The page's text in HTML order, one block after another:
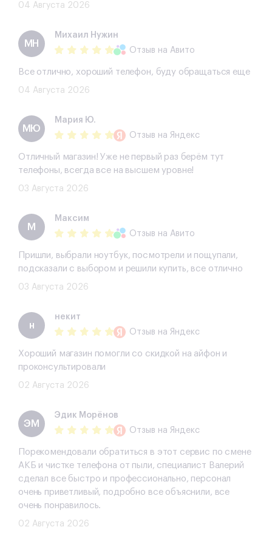
04 Августа 2026
МН
Михаил Нужин
Отзыв на Авито
Все отлично, хороший телефон, буду обращаться еще
04 Августа 2026
МЮ
Мария Ю.
Отзыв на Яндекс
Отличный магазин! Уже не первый раз берём тут
телефоны, всегда все на высшем уровне!
03 Августа 2026
М
Максим
Отзыв на Авито
Пришли, выбрали ноутбук, посмотрели и пощупали,
подсказали с выбором и решили купить, все отлично
03 Августа 2026
н
некит
Отзыв на Яндекс
Хороший магазин помогли со скидкой на айфон и
проконсультировали
02 Августа 2026
ЭМ
Эдик Морёнов
Отзыв на Яндекс
Порекомендовали обратиться в этот сервис по смене
АКБ и чистке телефона от пыли, специалист Валерий
сделал все быстро и профессионально, персонал
очень приветливый, подробно все объяснили, все
очень понравилось.
02 Августа 2026